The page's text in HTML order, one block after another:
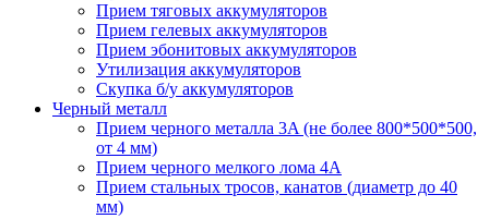
Прием тяговых аккумуляторов
Прием гелевых аккумуляторов
Прием эбонитовых аккумуляторов
Утилизация аккумуляторов
Скупка б/у аккумуляторов
Черный металл
Прием черного металла 3A (не более 800*500*500,
от 4 мм)
Прием черного мелкого лома 4А
Прием стальных тросов, канатов (диаметр до 40
мм)